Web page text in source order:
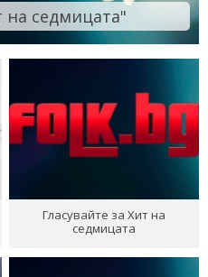
на седмицата"
Гласувайте за Хит на
седмицата